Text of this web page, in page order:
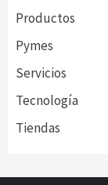
Productos
Pymes
Servicios
Tecnología
Tiendas